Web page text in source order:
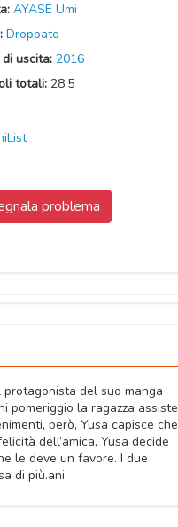
AYASE Umi
Droppato
uscita: 2016
totali: 28.5
problema
del suo manga
pomeriggio la ragazza assiste
però, Yusa capisce che
dell’amica, Yusa decide
le deve un favore. I due
di più.ani